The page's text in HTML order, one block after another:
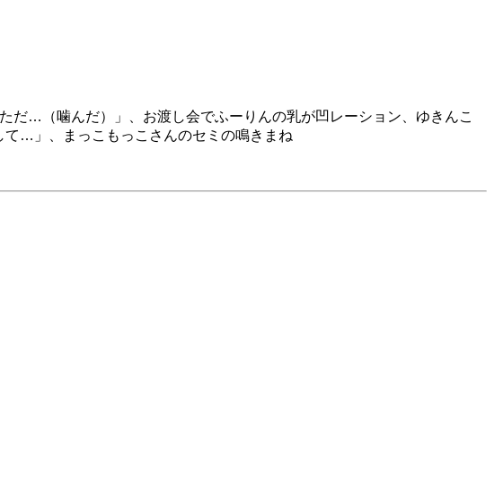
だ…（噛んだ）」、お渡し会でふーりんの乳が凹レーション、ゆきんこ
て…」、まっこもっこさんのセミの鳴きまね